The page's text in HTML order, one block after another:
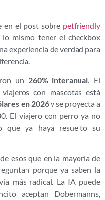
en el post sobre petfriendly
lo mismo tener el checkbox
experiencia de verdad para
un 260% interanual . El
con mascotas está
en 2026y se proyecta a
El viajero con perro ya no
que ya haya resuelto su
esos que en la mayoría de
porque ya saben la
más radical. La IA puede
aceptan Dobermanns,